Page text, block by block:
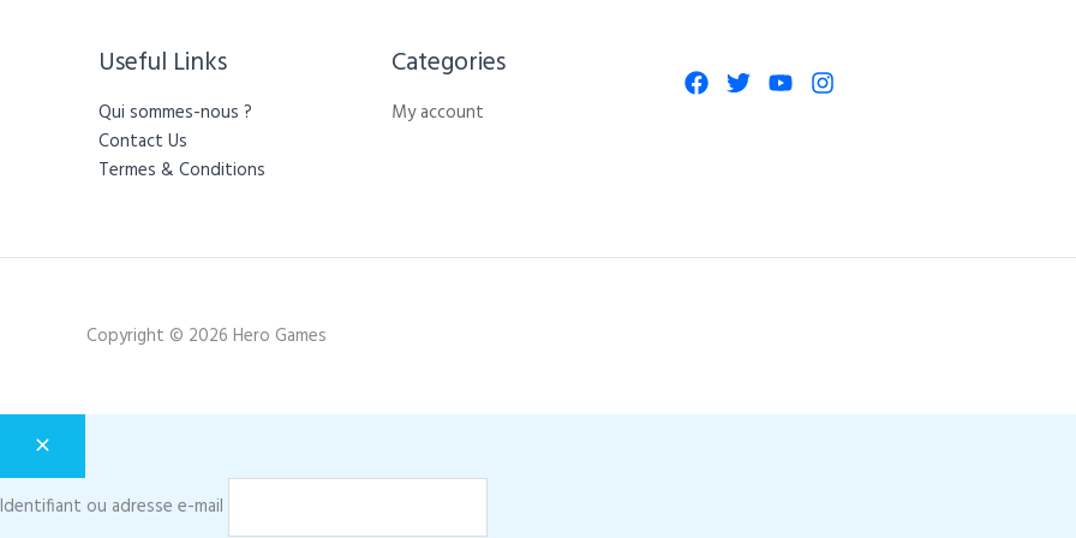
Useful Links
Qui sommes-nous ?
Contact Us
Termes & Conditions
Categories​
My account
Copyright © 2026 Hero Games
Identifiant ou adresse e-mail